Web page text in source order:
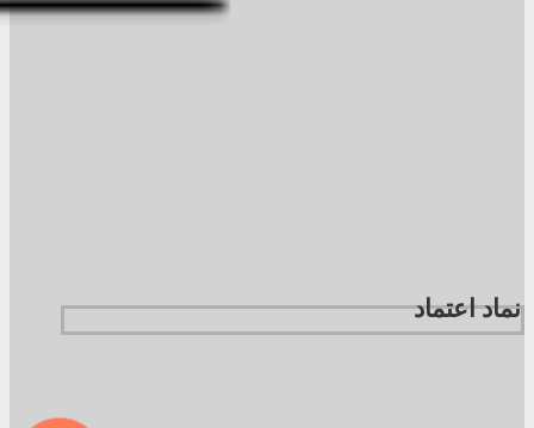
نماد اعتماد